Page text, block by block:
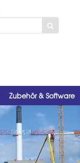
Zubehör & Software